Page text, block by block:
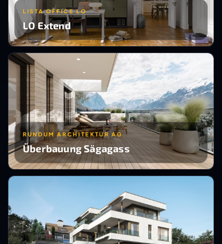
LISTA OFFICE LO
LO Extend
RUNDUM ARCHITEKTUR AG
Überbauung Sägagass